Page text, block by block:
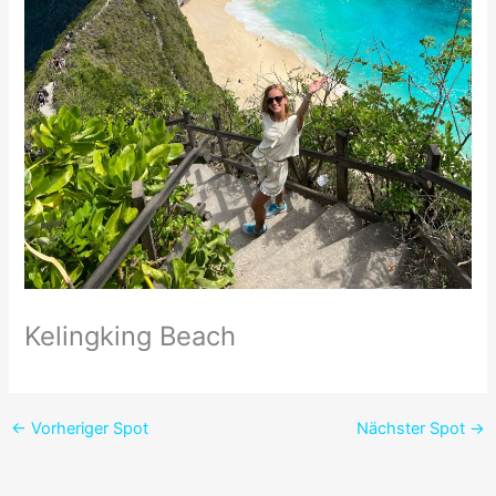
Kelingking Beach
← Vorheriger Spot Nächster Spot →